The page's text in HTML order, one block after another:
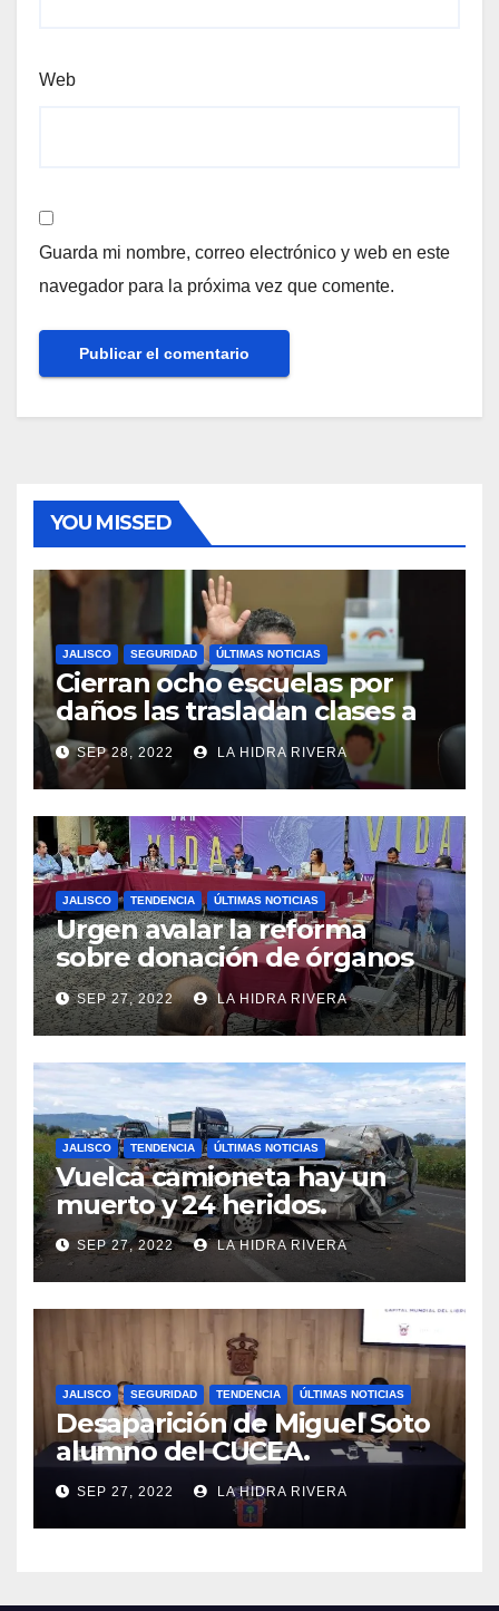
Web
Guarda mi nombre, correo electrónico y web en este
navegador para la próxima vez que comente.
YOU MISSED
JALISCO SEGURIDAD ÚLTIMAS NOTICIAS
Cierran ocho escuelas por
daños las trasladan clases a
sedes alternas.
SEP 28, 2022 LA HIDRA RIVERA
JALISCO TENDENCIA ÚLTIMAS NOTICIAS
Urgen avalar la reforma
sobre donación de órganos
en Jalisco.
SEP 27, 2022 LA HIDRA RIVERA
JALISCO TENDENCIA ÚLTIMAS NOTICIAS
Vuelca camioneta hay un
muerto y 24 heridos.
SEP 27, 2022 LA HIDRA RIVERA
JALISCO SEGURIDAD TENDENCIA ÚLTIMAS NOTICIAS
Desaparición de Miguel Soto
alumno del CUCEA.
SEP 27, 2022 LA HIDRA RIVERA